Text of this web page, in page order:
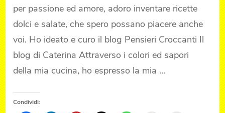
per passione ed amore, adoro inventare ricette
dolci e salate, che spero possano piacere anche
voi. Ho ideato e curo il blog Pensieri Croccanti Il
blog di Caterina Attraverso i colori ed sapori
della mia cucina, ho espresso la mia …
Condividi: